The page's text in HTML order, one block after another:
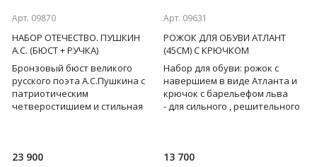
Арт. 09870
НАБОР ОТЕЧЕСТВО. ПУШКИН
А.С. (БЮСТ + РУЧКА)
Бронзовый бюст великого
русского поэта А.С.Пушкина с
патриотическим
четверостишием и стильная
23 900
Арт. 09631
РОЖОК ДЛЯ ОБУВИ АТЛАНТ
(45СМ) С КРЮЧКОМ
Набор для обуви: рожок с
навершием в виде Атланта и
крючок с барельефом льва
- для сильного , решительного
13 700